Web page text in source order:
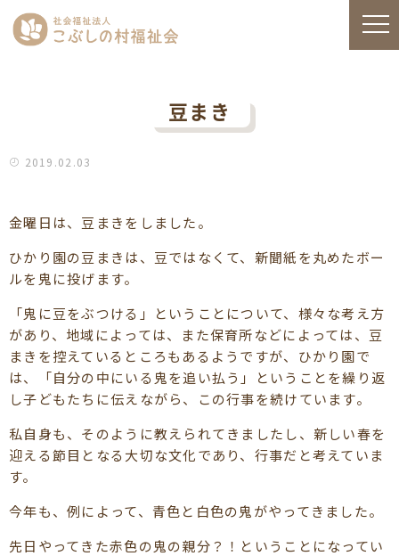
豆まき
2019.02.03
金曜日は、豆まきをしました。
ひかり園の豆まきは、豆ではなくて、新聞紙を丸めたボー
ルを鬼に投げます。
「鬼に豆をぶつける」ということについて、様々な考え方
があり、地域によっては、また保育所などによっては、豆
まきを控えているところもあるようですが、ひかり園で
は、「自分の中にいる鬼を追い払う」ということを繰り返
し子どもたちに伝えながら、この行事を続けています。
私自身も、そのように教えられてきましたし、新しい春を
迎える節目となる大切な文化であり、行事だと考えていま
す。
今年も、例によって、青色と白色の鬼がやってきました。
先日やってきた赤色の鬼の親分？！ということになってい